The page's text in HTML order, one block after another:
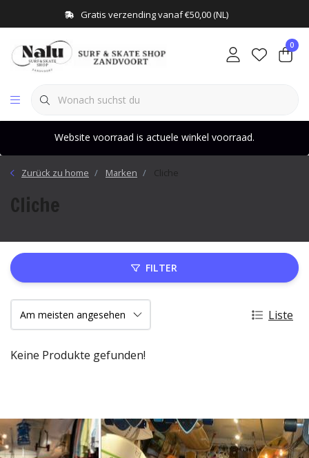
Gratis verzending vanaf €50,00 (NL)
0
Website voorraad is actuele winkel voorraad.
Zurück zu home Marken Cliche
Cliche
FILTER
Liste
Keine Produkte gefunden!